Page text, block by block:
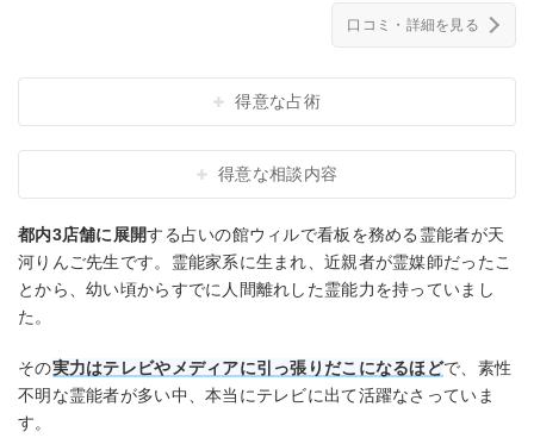
口コミ・詳細を見る
得意な占術
得意な相談内容
都内3店舗に展開する占いの館ウィルで看板を務める霊能者が天
河りんご先生です。霊能家系に生まれ、近親者が霊媒師だったこ
とから、幼い頃からすでに人間離れした霊能力を持っていまし
た。
その実力はテレビやメディアに引っ張りだこになるほどで、素性
不明な霊能者が多い中、本当にテレビに出て活躍なさっていま
す。